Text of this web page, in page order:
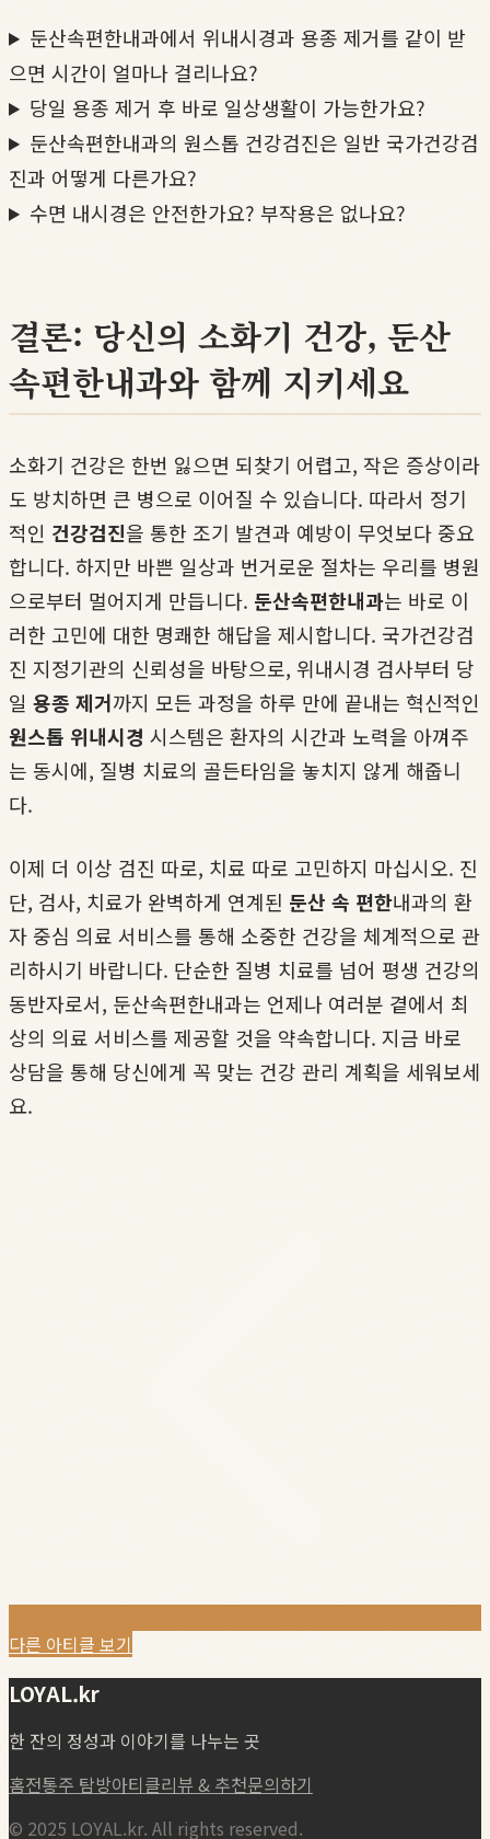
둔산속편한내과에서 위내시경과 용종 제거를 같이 받
으면 시간이 얼마나 걸리나요?
당일 용종 제거 후 바로 일상생활이 가능한가요?
둔산속편한내과의 원스톱 건강검진은 일반 국가건강검
진과 어떻게 다른가요?
수면 내시경은 안전한가요? 부작용은 없나요?
결론: 당신의 소화기 건강, 둔산
속편한내과와 함께 지키세요
소화기 건강은 한번 잃으면 되찾기 어렵고, 작은 증상이라
도 방치하면 큰 병으로 이어질 수 있습니다. 따라서 정기
적인 건강검진을 통한 조기 발견과 예방이 무엇보다 중요
합니다. 하지만 바쁜 일상과 번거로운 절차는 우리를 병원
으로부터 멀어지게 만듭니다. 둔산속편한내과는 바로 이
러한 고민에 대한 명쾌한 해답을 제시합니다. 국가건강검
진 지정기관의 신뢰성을 바탕으로, 위내시경 검사부터 당
일 용종 제거까지 모든 과정을 하루 만에 끝내는 혁신적인
원스톱 위내시경 시스템은 환자의 시간과 노력을 아껴주
는 동시에, 질병 치료의 골든타임을 놓치지 않게 해줍니
다.
이제 더 이상 검진 따로, 치료 따로 고민하지 마십시오. 진
단, 검사, 치료가 완벽하게 연계된 둔산 속 편한내과의 환
자 중심 의료 서비스를 통해 소중한 건강을 체계적으로 관
리하시기 바랍니다. 단순한 질병 치료를 넘어 평생 건강의
동반자로서, 둔산속편한내과는 언제나 여러분 곁에서 최
상의 의료 서비스를 제공할 것을 약속합니다. 지금 바로
상담을 통해 당신에게 꼭 맞는 건강 관리 계획을 세워보세
요.
다른 아티클 보기
LOYAL.kr
한 잔의 정성과 이야기를 나누는 곳
홈전통주 탐방아티클리뷰 & 추천문의하기
© 2025 LOYAL.kr. All rights reserved.